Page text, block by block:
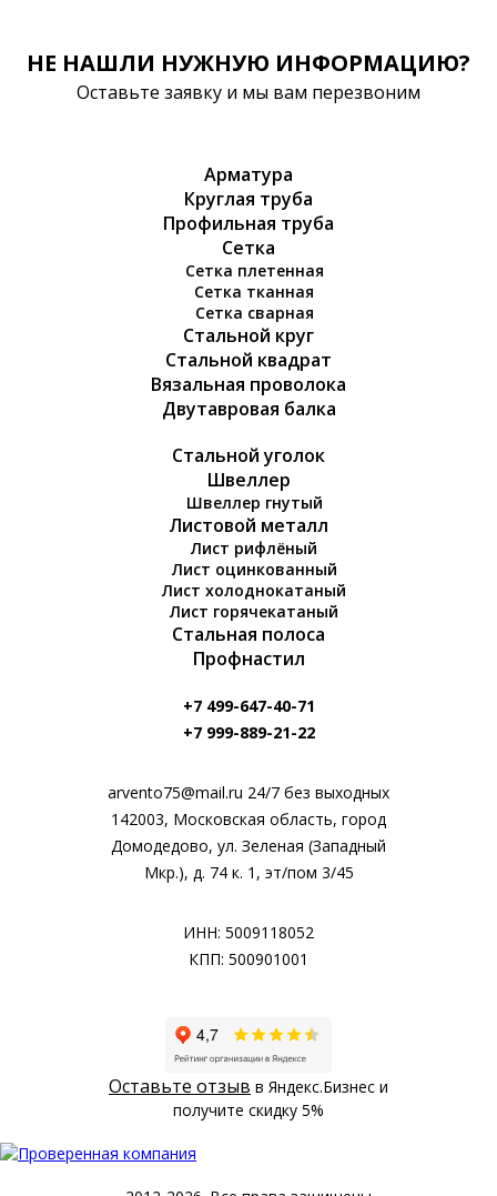
НЕ НАШЛИ НУЖНУЮ ИНФОРМАЦИЮ?
Оставьте заявку и мы вам перезвоним
Арматура
Круглая труба
Профильная труба
Сетка
Сетка плетенная
Сетка тканная
Сетка сварная
Стальной круг
Стальной квадрат
Вязальная проволока
Двутавровая балка
Стальной уголок
Швеллер
Швеллер гнутый
Листовой металл
Лист рифлёный
Лист оцинкованный
Лист холоднокатаный
Лист горячекатаный
Стальная полоса
Профнастил
+7 499-647-40-71
+7 999-889-21-22
arvento75@mail.ru 24/7 без выходных
142003, Московская область, город
Домодедово, ул. Зеленая (Западный
Мкр.), д. 74 к. 1, эт/пом 3/45
ИНН: 5009118052
КПП: 500901001
Оставьте отзыв в Яндекс.Бизнес и
получите скидку 5%